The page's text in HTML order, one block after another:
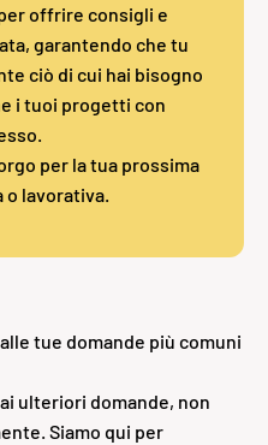
offrire consigli e
garantendo che tu
ciò di cui hai bisogno
i tuoi progetti con
per la tua prossima
o lavorativa.
tue domande più comuni
ulteriori domande, non
Siamo qui per